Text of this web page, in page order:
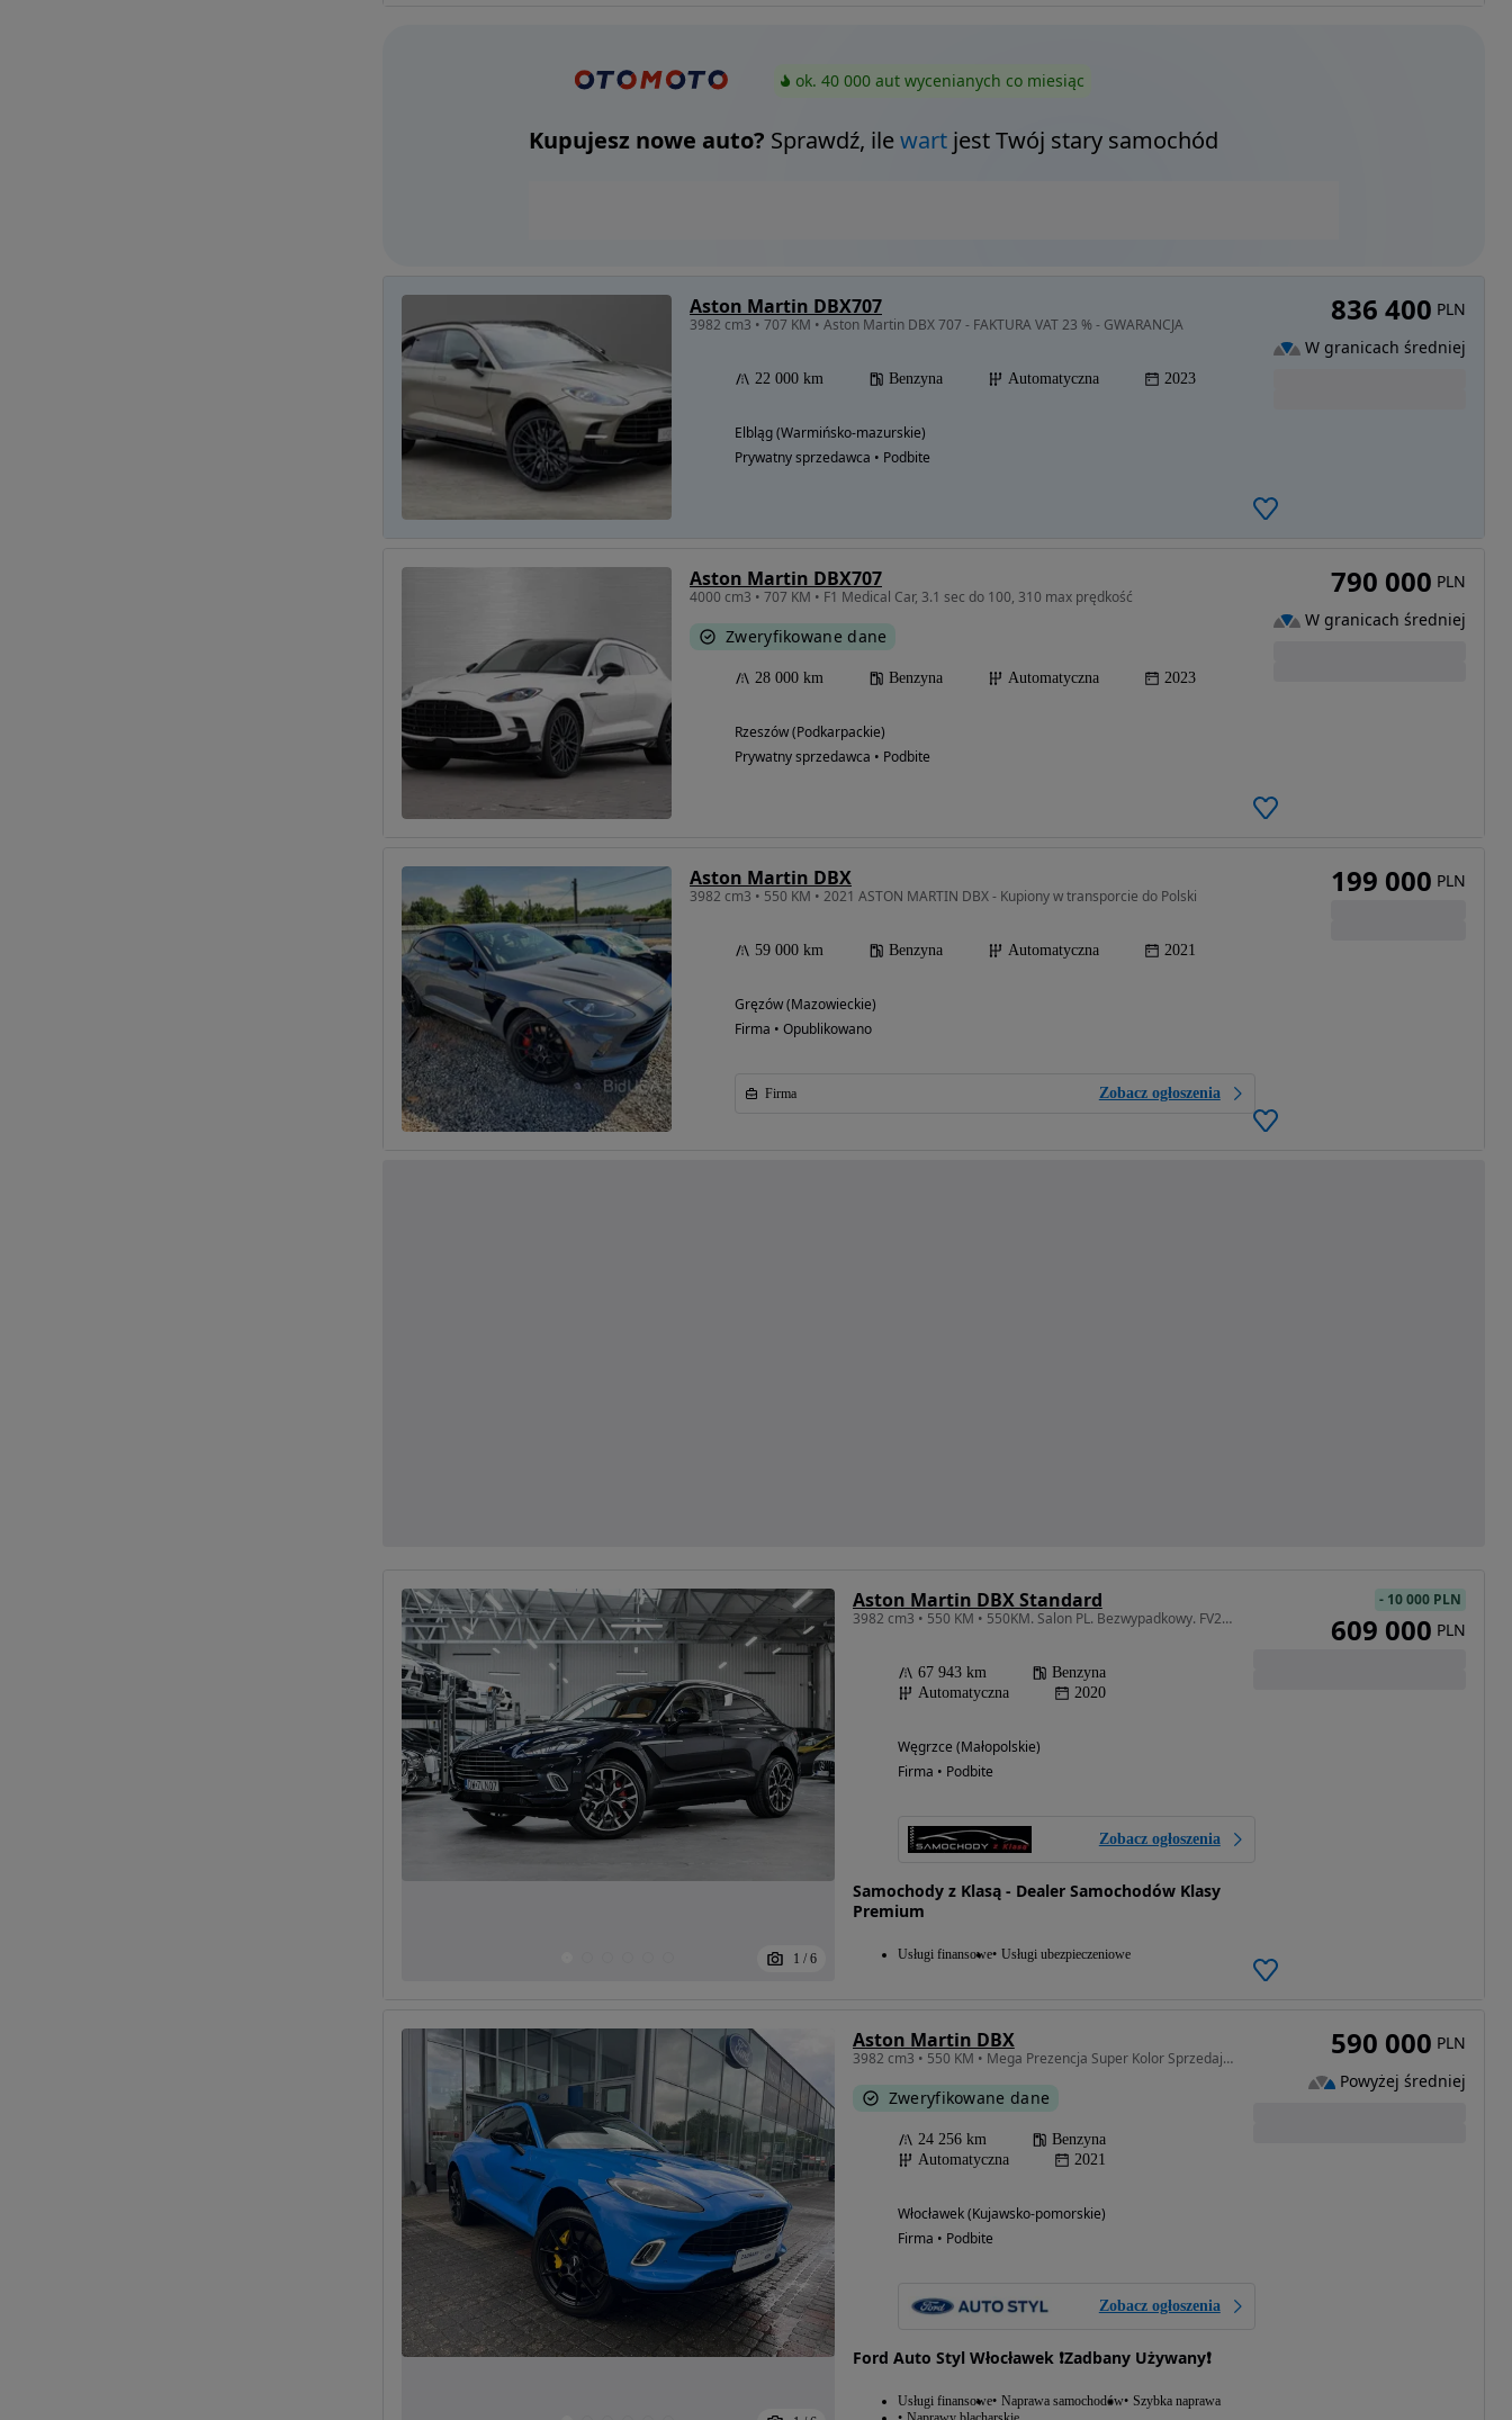
ok. 40 000 aut wycenianych co miesiąc
Kupujesz nowe auto? Sprawdź, ilewartjest Twój stary samochód
Aston Martin DBX707
3982 cm3 • 707 KM • Aston Martin DBX 707 - FAKTURA VAT 23 % - GWARANCJA
22 000 km Benzyna Automatyczna 2023
Elbląg (Warmińsko-mazurskie)
Prywatny sprzedawca • Podbite
836 400 PLN
W granicach średniej
Aston Martin DBX707
4000 cm3 • 707 KM • F1 Medical Car, 3.1 sec do 100, 310 max prędkość
Zweryfikowane dane
28 000 km Benzyna Automatyczna 2023
Rzeszów (Podkarpackie)
Prywatny sprzedawca • Podbite
790 000 PLN
W granicach średniej
Aston Martin DBX
3982 cm3 • 550 KM • 2021 ASTON MARTIN DBX - Kupiony w transporcie do Polski
59 000 km Benzyna Automatyczna 2021
Gręzów (Mazowieckie)
Firma • Opublikowano
Firma Zobacz ogłoszenia
199 000 PLN
1 / 6
Aston Martin DBX Standard
3982 cm3 • 550 KM • 550KM. Salon PL. Bezwypadkowy. FV23%.
67 943 km
Benzyna
Automatyczna
2020
Węgrzce (Małopolskie)
Firma • Podbite
Zobacz ogłoszenia
Samochody z Klasą - Dealer Samochodów Klasy
Premium
Usługi finansowe Usługi ubezpieczeniowe
- 10 000 PLN
609 000 PLN
Aston Martin DBX
3982 cm3 • 550 KM • Mega Prezencja Super Kolor Sprzedaje Autoryzowany Daeler Forda Vat 23%
Zweryfikowane dane
24 256 km
Benzyna
Automatyczna
2021
Włocławek (Kujawsko-pomorskie)
Firma • Podbite
Zobacz ogłoszenia
Ford Auto Styl Włocławek ❗️Zadbany Używany❗️
Usługi finansowe Naprawa samochodów Szybka naprawa
590 000 PLN
Powyżej średniej